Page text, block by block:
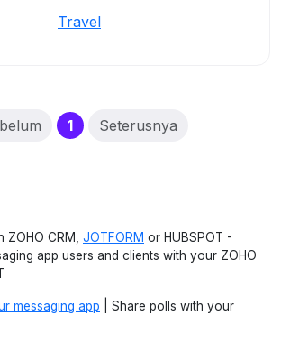
Travel
1(current)
Seterusnya
ZOHO CRM, JOTFORM or HUBSPOT -
app users and clients with your ZOHO
messaging app | Share polls with your